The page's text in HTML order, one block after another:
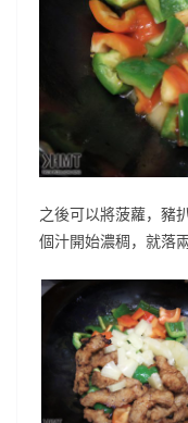
之後可以將菠蘿，豬
個汁開始濃稠，就落